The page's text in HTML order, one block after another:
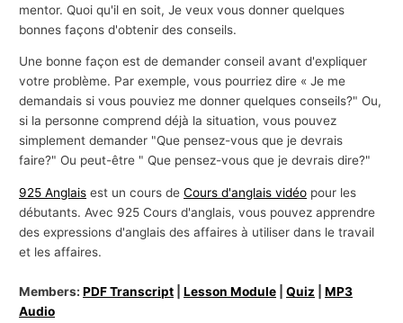
mentor. Quoi qu'il en soit, Je veux vous donner quelques
bonnes façons d'obtenir des conseils.
Une bonne façon est de demander conseil avant d'expliquer
votre problème. Par exemple, vous pourriez dire « Je me
demandais si vous pouviez me donner quelques conseils?" Ou,
si la personne comprend déjà la situation, vous pouvez
simplement demander "Que pensez-vous que je devrais
faire?" Ou peut-être " Que pensez-vous que je devrais dire?"
925 Anglais est un cours deCours d'anglais vidéo pour les
débutants. Avec 925 Cours d'anglais, vous pouvez apprendre
des expressions d'anglais des affaires à utiliser dans le travail
et les affaires.
Members:PDF Transcript |Lesson Module |Quiz |MP3
Audio